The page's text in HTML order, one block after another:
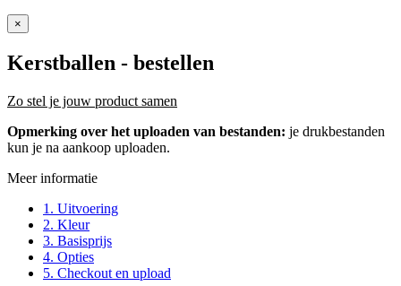
×
Kerstballen - bestellen
Zo stel je jouw product samen
Opmerking over het uploaden van bestanden: je drukbestanden
kun je na aankoop uploaden.
Meer informatie
1. Uitvoering
2. Kleur
3. Basisprijs
4. Opties
5. Checkout en upload